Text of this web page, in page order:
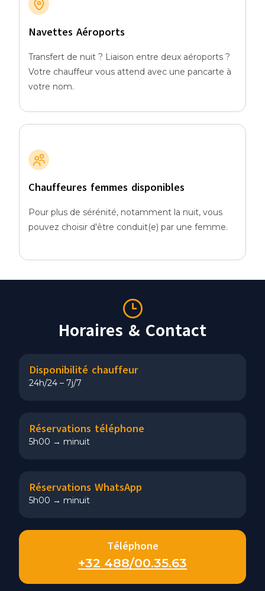
Navettes Aéroports
Transfert de nuit ? Liaison entre deux aéroports ?
Votre chauffeur vous attend avec une pancarte à
votre nom.
Chauffeures femmes disponibles
Pour plus de sérénité, notamment la nuit, vous
pouvez choisir d'être conduit(e) par une femme.
Horaires & Contact
Disponibilité chauffeur
24h/24 – 7j/7
Réservations téléphone
5h00 → minuit
Réservations WhatsApp
5h00 → minuit
Téléphone
+32 488/00.35.63